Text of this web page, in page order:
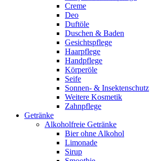
Creme
Deo
Duftöle
Duschen & Baden
Gesichtspflege
Haarpflege
Handpflege
Körperöle
Seife
Sonnen- & Insektenschutz
Weitere Kosmetik
Zahnpflege
Getränke
Alkoholfreie Getränke
Bier ohne Alkohol
Limonade
Sirup